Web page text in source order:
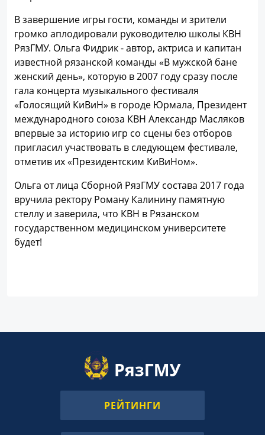
В завершение игры гости, команды и зрители
громко аплодировали руководителю школы КВН
РязГМУ. Ольга Фидрик - автор, актриса и капитан
известной рязанской команды «В мужской бане
женский день», которую в 2007 году сразу после
гала концерта музыкального фестиваля
«Голосящий КиВиН» в городе Юрмала, Президент
международного союза КВН Александр Масляков
впервые за историю игр со сцены без отборов
пригласил участвовать в следующем фестивале,
отметив их «Президентским КиВиНом».
Ольга от лица Сборной РязГМУ состава 2017 года
вручила ректору Роману Калинину памятную
стеллу и заверила, что КВН в Рязанском
государственном медицинском университете
будет!
РЕЙТИНГИ